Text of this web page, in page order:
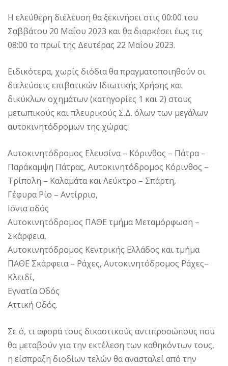
Η ελεύθερη διέλευση θα ξεκινήσει στις 00:00 του
Σαββάτου 20 Μαΐου 2023 και θα διαρκέσει έως τις
08:00 το πρωί της Δευτέρας 22 Μαΐου 2023.
Ειδικότερα, χωρίς διόδια θα πραγματοποιηθούν οι
διελεύσεις επιβατικών Ιδιωτικής Χρήσης και
δικύκλων οχημάτων (κατηγορίες 1 και 2) στους
μετωπικούς και πλευρικούς Σ.Δ. όλων των μεγάλων
αυτοκινητόδρομων της χώρας:
Αυτοκινητόδρομος Ελευσίνα – Κόρινθος – Πάτρα –
Παράκαμψη Πάτρας, Αυτοκινητόδρομος Κόρινθος –
Τρίπολη – Καλαμάτα και Λεύκτρο – Σπάρτη,
Γέφυρα Ρίο – Αντίρριο,
Ιόνια οδός
Αυτοκινητόδρομος ΠΑΘΕ τμήμα Μεταμόρφωση –
Σκάρφεια,
Αυτοκινητόδρομος Κεντρικής Ελλάδος και τμήμα
ΠΑΘΕ Σκάρφεια – Ράχες, Αυτοκινητόδρομος Ράχες–
Κλειδί,
Εγνατία Οδός
Αττική Οδός.
Σε ό, τι αφορά τους δικαστικούς αντιπροσώπους που
θα μεταβούν για την εκτέλεση των καθηκόντων τους,
η είσπραξη διοδίων τελών θα ανασταλεί από την